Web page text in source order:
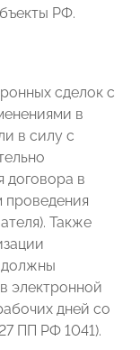
РФ.
сделок с
в
в силу с
договора в
проведения
Также
должны
электронной
дней со
ПП РФ 1041).